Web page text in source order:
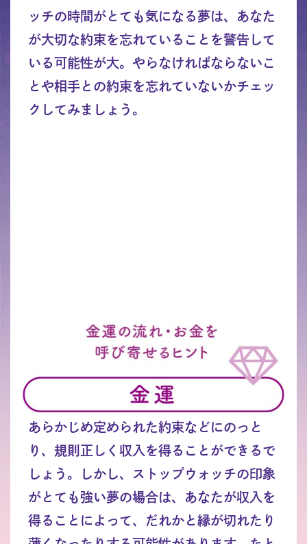
ッチの時間がとても気になる夢は、あなた
が大切な約束を忘れていることを警告して
いる可能性が大。やらなければならないこ
とや相手との約束を忘れていないかチェッ
クしてみましょう。
あらかじめ定められた約束などにのっと
り、規則正しく収入を得ることができるで
しょう。しかし、ストップウォッチの印象
がとても強い夢の場合は、あなたが収入を
得ることによって、だれかと縁が切れたり